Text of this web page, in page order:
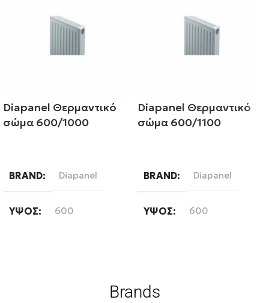
Diapanel Θερμαντικό
σώμα 600/1000
BRAND Diapanel
ΎΨΟΣ 600
Diapanel Θερμαντικό
σώμα 600/1100
BRAND Diapanel
ΎΨΟΣ 600
ΤΎΠΟΣ ΒΡΌΓΧΟΥ
Brands